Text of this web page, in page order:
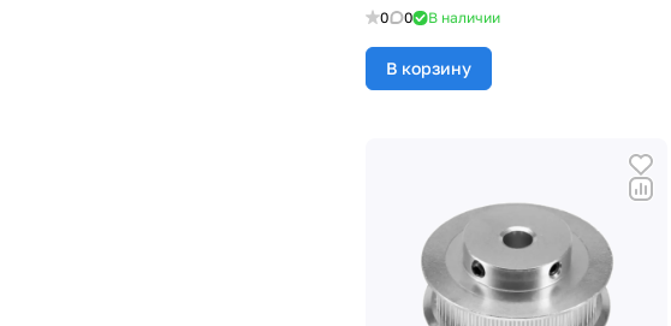
0 0 В наличии
В корзину